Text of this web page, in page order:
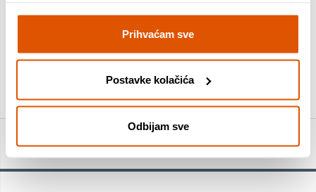
Prihvaćam sve
Postavke kolačića
Odbijam sve
DODAJTE U KOŠARICU
KUPITE ODMAH
Detalji proizvoda